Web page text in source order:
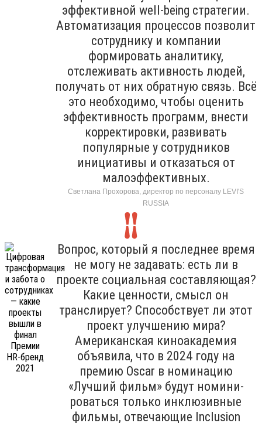
эффективной well-being стратегии.
Автоматизация процессов позволит
сотруднику и компании
формировать аналитику,
отслеживать активность людей,
получать от них обратную связь. Всё
это необходимо, чтобы оценить
эффективность программ, внести
корректировки, развивать
популярные у сотрудников
инициативы и отказаться от
малоэффективных.
Светлана Прохорова, директор по персоналу LEVI'S
RUSSIA
Вопрос, который я последнее время
не могу не задавать: есть ли в
проекте социальная составляющая?
Какие ценности, смысл он
транслирует? Способствует ли этот
проект улучшению мира?
Американская киноакадемия
объявила, что в 2024 году на
премию Oscar в номинацию
«Лучший фильм» будут номини­
роваться только инклюзивные
филь­мы, отвечающие Inclu­sion